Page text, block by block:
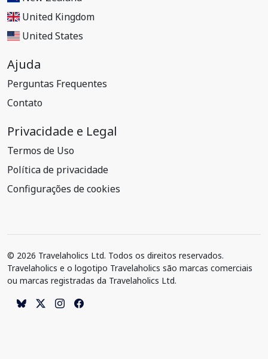
United Kingdom
United States
Ajuda
Perguntas Frequentes
Contato
Privacidade e Legal
Termos de Uso
Política de privacidade
Configurações de cookies
© 2026 Travelaholics Ltd. Todos os direitos reservados.
Travelaholics e o logotipo Travelaholics são marcas comerciais
ou marcas registradas da Travelaholics Ltd.